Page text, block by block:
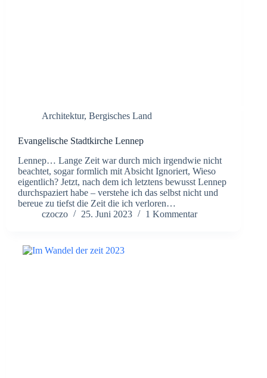
Architektur, Bergisches Land
Evangelische Stadtkirche Lennep
Lennep… Lange Zeit war durch mich irgendwie nicht
beachtet, sogar formlich mit Absicht Ignoriert, Wieso
eigentlich? Jetzt, nach dem ich letztens bewusst Lennep
durchspaziert habe – verstehe ich das selbst nicht und
bereue zu tiefst die Zeit die ich verloren…
czoczo
25. Juni 2023 1 Kommentar